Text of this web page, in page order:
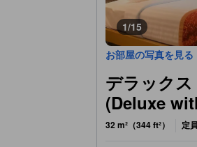
1/15
お部屋の写真を見る
デラックス
(Deluxe
32 m²（344 ft²） 定